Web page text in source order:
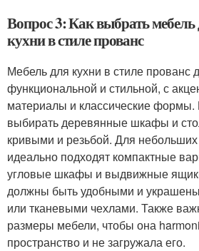
Вопрос 3: Как выбрать
кухни в стиле прованс
Мебель для кухни в стиле прованс
функциональной и стильной, с
материалы и классические формы.
выбирать деревянные шкафы и
кривыми и резьбой. Для
идеально подходят компактные
угловые шкафы и выдвижные
должны быть удобными и
или тканевыми чехлами. Также
размеры мебели, чтобы она
пространство и не загружала его.